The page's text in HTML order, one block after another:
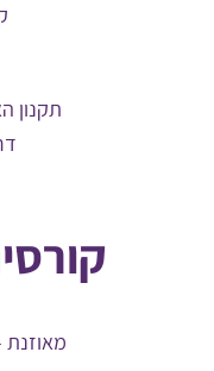
תקנון
מאוזנת